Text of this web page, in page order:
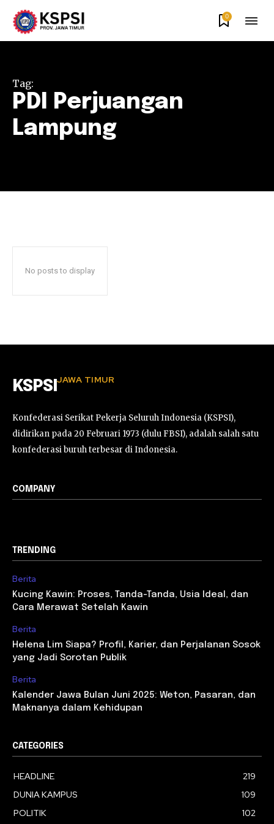
0
Tag:
PDI Perjuangan
Lampung
No posts to display
KSPSI JAWA TIMUR
Konfederasi Serikat Pekerja Seluruh Indonesia (KSPSI),
didirikan pada 20 Februari 1973 (dulu FBSI), adalah salah satu
konfederasi buruh terbesar di Indonesia.
COMPANY
TRENDING
Berita
Kucing Kawin: Proses, Tanda-Tanda, Usia Ideal, dan
Cara Merawat Setelah Kawin
Berita
Helena Lim Siapa? Profil, Karier, dan Perjalanan Sosok
yang Jadi Sorotan Publik
Berita
Kalender Jawa Bulan Juni 2025: Weton, Pasaran, dan
Maknanya dalam Kehidupan
CATEGORIES
HEADLINE
219
DUNIA KAMPUS
109
POLITIK
102